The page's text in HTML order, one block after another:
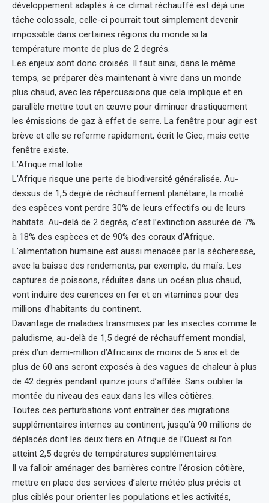
développement adaptés à ce climat réchauffé est déjà une
tâche colossale, celle-ci pourrait tout simplement devenir
impossible dans certaines régions du monde si la
température monte de plus de 2 degrés.
Les enjeux sont donc croisés. Il faut ainsi, dans le même
temps, se préparer dès maintenant à vivre dans un monde
plus chaud, avec les répercussions que cela implique et en
parallèle mettre tout en œuvre pour diminuer drastiquement
les émissions de gaz à effet de serre. La fenêtre pour agir est
brève et elle se referme rapidement, écrit le Giec, mais cette
fenêtre existe.
L’Afrique mal lotie
L’Afrique risque une perte de biodiversité généralisée. Au-
dessus de 1,5 degré de réchauffement planétaire, la moitié
des espèces vont perdre 30% de leurs effectifs ou de leurs
habitats. Au-delà de 2 degrés, c’est l’extinction assurée de 7%
à 18% des espèces et de 90% des coraux d’Afrique.
L’alimentation humaine est aussi menacée par la sécheresse,
avec la baisse des rendements, par exemple, du maïs. Les
captures de poissons, réduites dans un océan plus chaud,
vont induire des carences en fer et en vitamines pour des
millions d’habitants du continent.
Davantage de maladies transmises par les insectes comme le
paludisme, au-delà de 1,5 degré de réchauffement mondial,
près d’un demi-million d’Africains de moins de 5 ans et de
plus de 60 ans seront exposés à des vagues de chaleur à plus
de 42 degrés pendant quinze jours d’affilée. Sans oublier la
montée du niveau des eaux dans les villes côtières.
Toutes ces perturbations vont entraîner des migrations
supplémentaires internes au continent, jusqu’à 90 millions de
déplacés dont les deux tiers en Afrique de l’Ouest si l’on
atteint 2,5 degrés de températures supplémentaires.
Il va falloir aménager des barrières contre l’érosion côtière,
mettre en place des services d’alerte météo plus précis et
plus ciblés pour orienter les populations et les activités,